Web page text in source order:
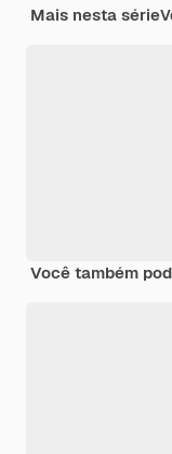
Mais nesta série
Você também